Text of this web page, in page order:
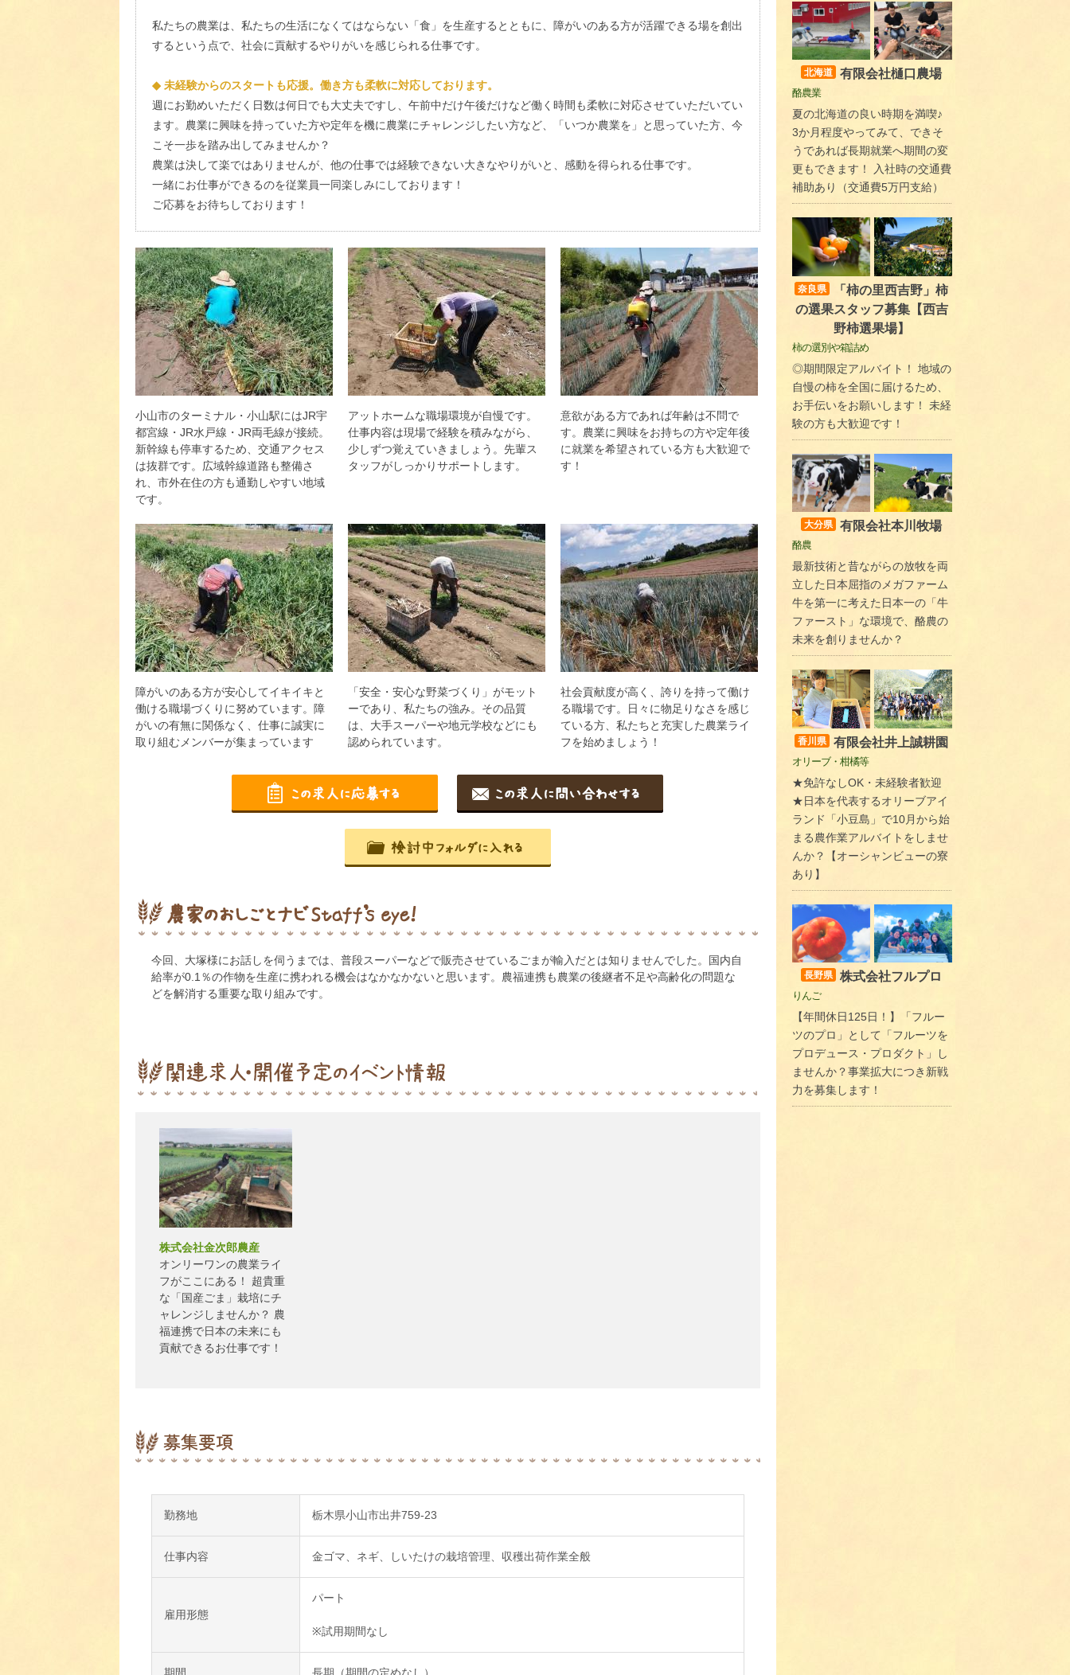
私たちの農業は、私たちの生活になくてはならない「食」を生産するとともに、障がいのある方が活躍できる場を創出
するという点で、社会に貢献するやりがいを感じられる仕事です。
◆ 未経験からのスタートも応援。働き方も柔軟に対応しております。
週にお勤めいただく日数は何日でも大丈夫ですし、午前中だけ午後だけなど働く時間も柔軟に対応させていただいてい
ます。農業に興味を持っていた方や定年を機に農業にチャレンジしたい方など、「いつか農業を」と思っていた方、今
こそ一歩を踏み出してみませんか？
農業は決して楽ではありませんが、他の仕事では経験できない大きなやりがいと、感動を得られる仕事です。
一緒にお仕事ができるのを従業員一同楽しみにしております！
ご応募をお待ちしております！
小山市のターミナル・小山駅にはJR宇
都宮線・JR水戸線・JR両毛線が接続。
新幹線も停車するため、交通アクセス
は抜群です。広域幹線道路も整備さ
れ、市外在住の方も通勤しやすい地域
です。
アットホームな職場環境が自慢です。
仕事内容は現場で経験を積みながら、
少しずつ覚えていきましょう。先輩ス
タッフがしっかりサポートします。
意欲がある方であれば年齢は不問で
す。農業に興味をお持ちの方や定年後
に就業を希望されている方も大歓迎で
す！
障がいのある方が安心してイキイキと
働ける職場づくりに努めています。障
がいの有無に関係なく、仕事に誠実に
取り組むメンバーが集まっています
「安全・安心な野菜づくり」がモット
ーであり、私たちの強み。その品質
は、大手スーパーや地元学校などにも
認められています。
社会貢献度が高く、誇りを持って働け
る職場です。日々に物足りなさを感じ
ている方、私たちと充実した農業ライ
フを始めましょう！
今回、大塚様にお話しを伺うまでは、普段スーパーなどで販売させているごまが輸入だとは知りませんでした。国内自
給率が0.1％の作物を生産に携われる機会はなかなかないと思います。農福連携も農業の後継者不足や高齢化の問題な
どを解消する重要な取り組みです。
株式会社金次郎農産
オンリーワンの農業ライ
フがここにある！ 超貴重
な「国産ごま」栽培にチ
ャレンジしませんか？ 農
福連携で日本の未来にも
貢献できるお仕事です！
募集要項
勤務地 栃木県小山市出井759-23
仕事内容 金ゴマ、ネギ、しいたけの栽培管理、収穫出荷作業全般
雇用形態
パート
※試用期間なし
北海道 有限会社樋口農場
酪農業
夏の北海道の良い時期を満喫♪
3か月程度やってみて、できそ
うであれば長期就業へ期間の変
更もできます！ 入社時の交通費
補助あり（交通費5万円支給）
奈良県
「柿の里西吉野」柿
の選果スタッフ募集【西吉
野柿選果場】
柿の選別や箱詰め
◎期間限定アルバイト！ 地域の
自慢の柿を全国に届けるため、
お手伝いをお願いします！ 未経
験の方も大歓迎です！
大分県 有限会社本川牧場
酪農
最新技術と昔ながらの放牧を両
立した日本屈指のメガファーム
牛を第一に考えた日本一の「牛
ファースト」な環境で、酪農の
未来を創りませんか？
香川県 有限会社井上誠耕園
オリーブ・柑橘等
★免許なしOK・未経験者歓迎
★日本を代表するオリーブアイ
ランド「小豆島」で10月から始
まる農作業アルバイトをしませ
んか？【オーシャンビューの寮
あり】
長野県 株式会社フルプロ
りんご
【年間休日125日！】「フルー
ツのプロ」として「フルーツを
プロデュース・プロダクト」し
ませんか？事業拡大につき新戦
力を募集します！